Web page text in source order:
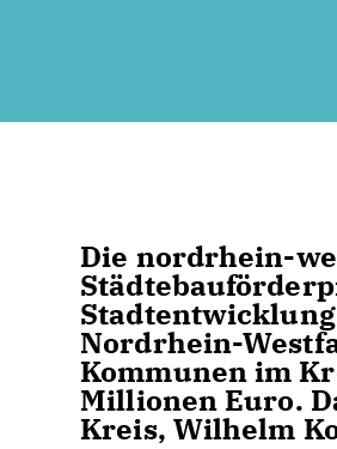
Die nordrhein-
Nordrhein-
Kommunen im
Millionen Euro.
Kreis, Wilhelm